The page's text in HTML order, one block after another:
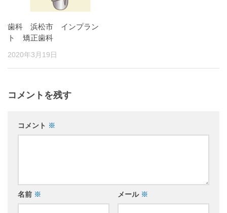
歯科 浜松市 インプラン
ト 矯正歯科
2020年3月19日
コメントを残す
コメント ※
名前 ※ メール ※